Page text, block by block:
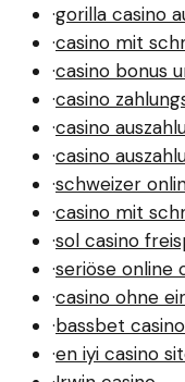
·gorilla casino
·casino mit
·casino bonus
·casino
·casino
·casino
·schweizer
·casino mit
·sol casino
·seriöse online
·casino ohne
·bassbet
·en iyi casino